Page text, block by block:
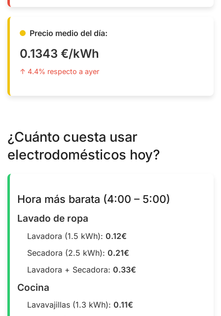
Precio medio del día:
0.1343 €/kWh
↑ 4.4% respecto a ayer
¿Cuánto cuesta usar
electrodomésticos hoy?
Hora más barata (4:00 – 5:00)
Lavado de ropa
Lavadora (1.5 kWh): 0.12€
Secadora (2.5 kWh): 0.21€
Lavadora + Secadora: 0.33€
Cocina
Lavavajillas (1.3 kWh): 0.11€